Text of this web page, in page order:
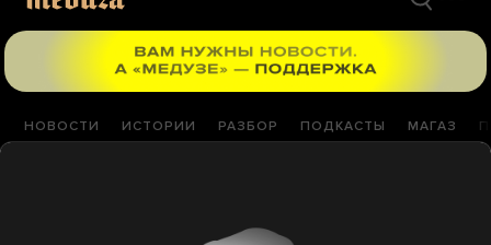
НОВОСТИ ИСТОРИИ РАЗБОР ПОДКАСТЫ МАГАЗ